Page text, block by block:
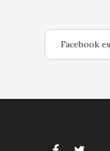
Facebook